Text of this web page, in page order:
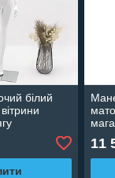
білий
11